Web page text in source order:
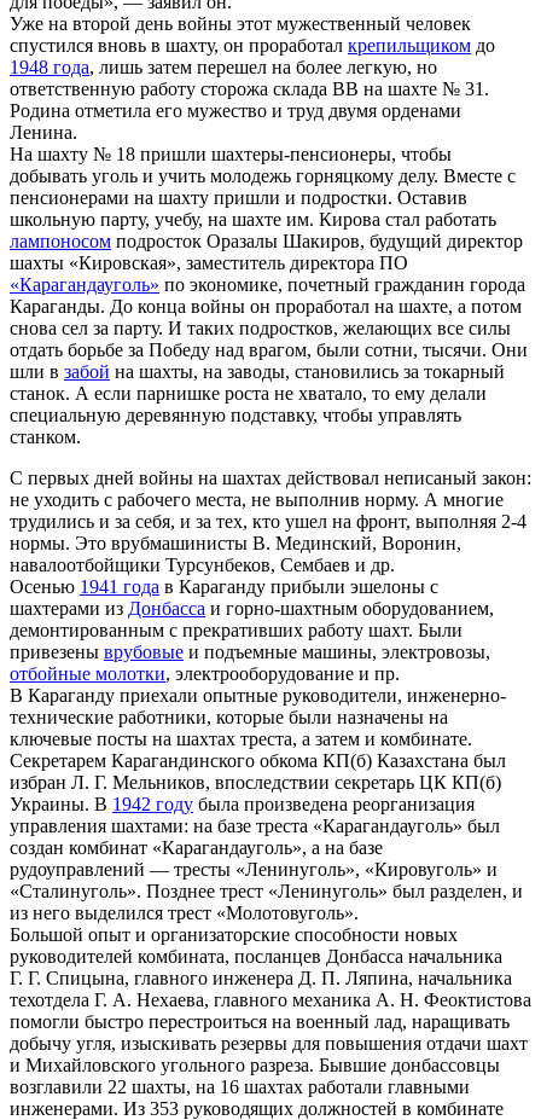
Уже на второй день войны этот мужественный человек
спустился вновь в шахту, он проработал крепильщиком до
1948 года, лишь затем перешел на более легкую, но
ответственную работу сторожа склада ВВ на шахте № 31.
Родина отметила его мужество и труд двумя орденами
Ленина.
На шахту № 18 пришли шахтеры-пенсионеры, чтобы
добывать уголь и учить молодежь горняцкому делу. Вместе с
пенсионерами на шахту пришли и подростки. Оставив
школьную парту, учебу, на шахте им. Кирова стал работать
лампоносом подросток Оразалы Шакиров, будущий директор
шахты «Кировская», заместитель директора ПО
«Карагандауголь» по экономике, почетный гражданин города
Караганды. До конца войны он проработал на шахте, а потом
снова сел за парту. И таких подростков, желающих все силы
отдать борьбе за Победу над врагом, были сотни, тысячи. Они
шли в забой на шахты, на заводы, становились за токарный
станок. А если парнишке роста не хватало, то ему делали
специальную деревянную подставку, чтобы управлять
станком.
С первых дней войны на шахтах действовал неписаный закон:
не уходить с рабочего места, не выполнив норму. А многие
трудились и за себя, и за тех, кто ушел на фронт, выполняя 2-4
нормы. Это врубмашинисты В. Мединский, Воронин,
навалоотбойщики Турсунбеков, Сембаев и др.
Осенью 1941 года в Караганду прибыли эшелоны с
шахтерами из Донбасса и горно-шахтным оборудованием,
демонтированным с прекративших работу шахт. Были
привезены врубовые и подъемные машины, электровозы,
отбойные молотки, электрооборудование и пр.
В Караганду приехали опытные руководители, инженерно-
технические работники, которые были назначены на
ключевые посты на шахтах треста, а затем и комбинате.
Секретарем Карагандинского обкома КП(б) Казахстана был
избран Л. Г. Мельников, впоследствии секретарь ЦК КП(б)
Украины. В 1942 году была произведена реорганизация
управления шахтами: на базе треста «Карагандауголь» был
создан комбинат «Карагандауголь», а на базе
рудоуправлений — тресты «Ленинуголь», «Кировуголь» и
«Сталинуголь». Позднее трест «Ленинуголь» был разделен, и
из него выделился трест «Молотовуголь».
Большой опыт и организаторские способности новых
руководителей комбината, посланцев Донбасса начальника
Г. Г. Спицына, главного инженера Д. П. Ляпина, начальника
техотдела Г. А. Нехаева, главного механика А. Н. Феоктистова
помогли быстро перестроиться на военный лад, наращивать
добычу угля, изыскивать резервы для повышения отдачи шахт
и Михайловского угольного разреза. Бывшие донбассовцы
возглавили 22 шахты, на 16 шахтах работали главными
инженерами. Из 353 руководящих должностей в комбинате